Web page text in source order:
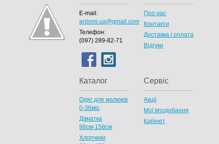
E-mail:
ardomi.ua@gmail.com
Телефон:
(097) 289-82-71
Про нас
Контакти
Доставка і оплата
Відгуки
Каталог
Одяг для малюків
0-36міс
Дівчатка
98cм-158см
Хлопчики
Сервіс
Акції
Мої вподобання
Кабінет